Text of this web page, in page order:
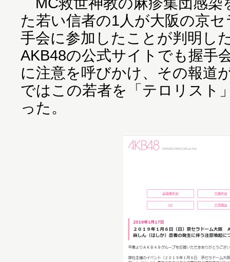
た若い信者の1人が大阪の京
手会に参加したことが判明し
AKB48の公式サイトでも握手
に注意を呼びかけ、その報道
ではこの若者を「テロリスト
った。